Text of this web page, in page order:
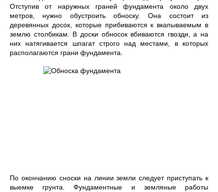
Отступив от наружных граней фундамента около двух
метров, нужно обустроить обноску. Она состоит из
деревянных досок, которые прибиваются к вкапываемым в
землю столбикам. В доски обносок вбиваются гвозди, а на
них натягивается шпагат строго над местами, в которых
располагаются грани фундамента.
По окончанию сноски на линии земли следует приступать к
выемке грунта. Фундаментные и земляные работы